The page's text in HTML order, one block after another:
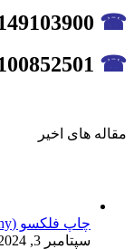
☎
☎
مقاله های اخیر
چاپ فلکسو (Flexography) و مقایسه با انواع چاپ | ق
سپتامبر 3, 2024